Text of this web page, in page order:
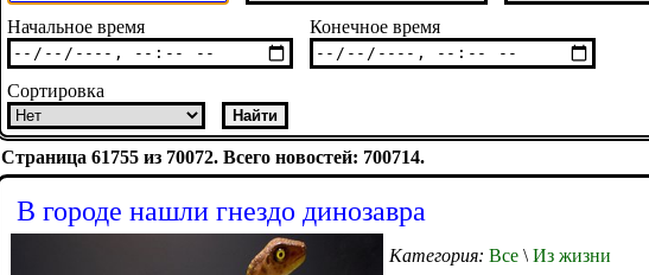
Начальное время Конечное время
Сортировка
Страница 61755 из 70072. Всего новостей: 700714.
В городе нашли гнездо динозавра
Категория: Все \ Из жизни